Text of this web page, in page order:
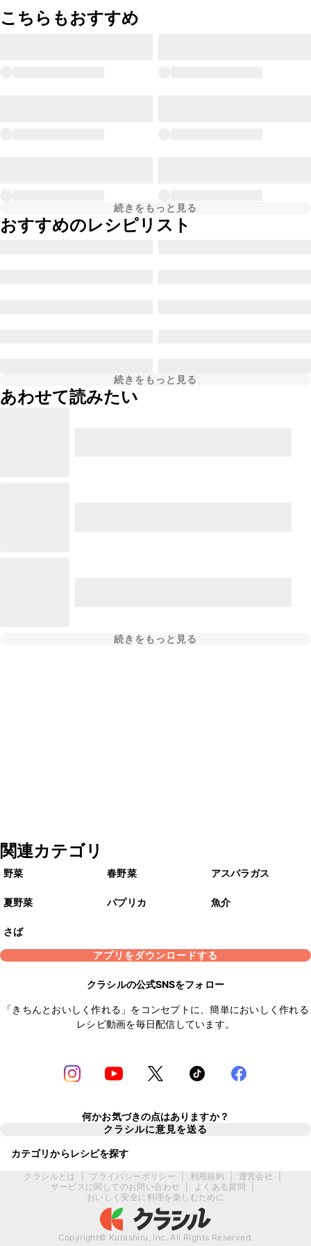
こちらもおすすめ
続きをもっと見る
おすすめのレシピリスト
続きをもっと見る
あわせて読みたい
続きをもっと見る
関連カテゴリ
野菜 春野菜 アスパラガス
夏野菜 パプリカ 魚介
さば
アプリをダウンロードする
クラシルの公式SNSをフォロー
「きちんとおいしく作れる」をコンセプトに、簡単においしく作れる
レシピ動画を毎日配信しています。
何かお気づきの点はありますか？
クラシルに意見を送る
カテゴリからレシピを探す
クラシルとは プライバシーポリシー 利用規約 運営会社
サービスに関してのお問い合わせ
よくある質問
おいしく安全に料理を楽しむために
Copyright© Kurashiru, Inc. All Rights Reserved.